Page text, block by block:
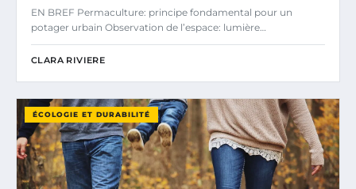
EN BREF Permaculture: principe fondamental pour un
potager urbain Observation de l’espace: lumière…
CLARA RIVIERE
ÉCOLOGIE ET DURABILITÉ